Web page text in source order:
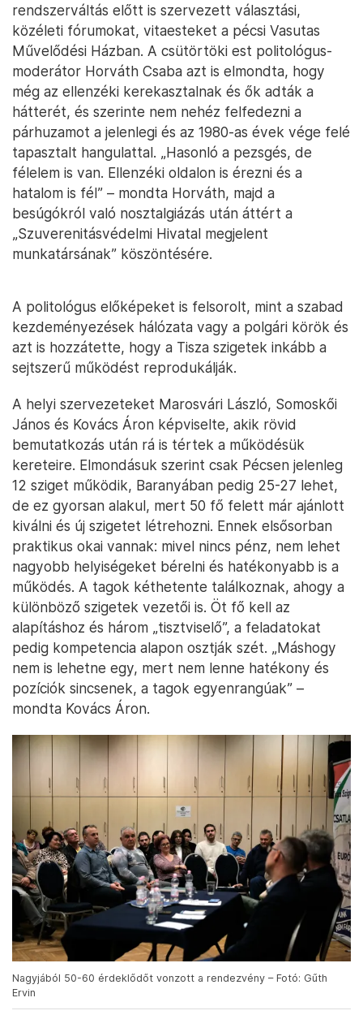
rendszerváltás előtt is szervezett választási,
közéleti fórumokat, vitaesteket a pécsi Vasutas
Művelődési Házban. A csütörtöki est politológus-
moderátor Horváth Csaba azt is elmondta, hogy
még az ellenzéki kerekasztalnak és ők adták a
hátterét, és szerinte nem nehéz felfedezni a
párhuzamot a jelenlegi és az 1980-as évek vége felé
tapasztalt hangulattal. „Hasonló a pezsgés, de
félelem is van. Ellenzéki oldalon is érezni és a
hatalom is fél” – mondta Horváth, majd a
besúgókról való nosztalgiázás után áttért a
„Szuverenitásvédelmi Hivatal megjelent
munkatársának” köszöntésére.
A politológus előképeket is felsorolt, mint a szabad
kezdeményezések hálózata vagy a polgári körök és
azt is hozzátette, hogy a Tisza szigetek inkább a
sejtszerű működést reprodukálják.
A helyi szervezeteket Marosvári László, Somoskői
János és Kovács Áron képviselte, akik rövid
bemutatkozás után rá is tértek a működésük
kereteire. Elmondásuk szerint csak Pécsen jelenleg
12 sziget működik, Baranyában pedig 25-27 lehet,
de ez gyorsan alakul, mert 50 fő felett már ajánlott
kiválni és új szigetet létrehozni. Ennek elsősorban
praktikus okai vannak: mivel nincs pénz, nem lehet
nagyobb helyiségeket bérelni és hatékonyabb is a
működés. A tagok kéthetente találkoznak, ahogy a
különböző szigetek vezetői is. Öt fő kell az
alapításhoz és három „tisztviselő”, a feladatokat
pedig kompetencia alapon osztják szét. „Máshogy
nem is lehetne egy, mert nem lenne hatékony és
pozíciók sincsenek, a tagok egyenrangúak” –
mondta Kovács Áron.
Nagyjából 50-60 érdeklődőt vonzott a rendezvény – Fotó: Gűth
Ervin